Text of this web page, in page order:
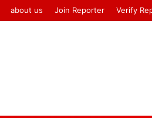
about us Join Reporter Verify